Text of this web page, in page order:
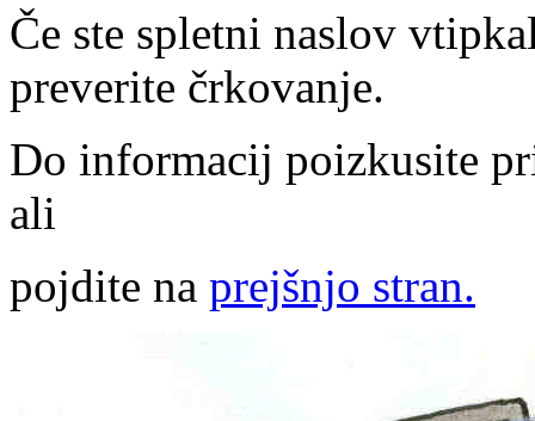
Če ste spletni naslov
preverite črkovanje.
Do informacij poizkusite
ali
pojdite na prejšnjo stran.